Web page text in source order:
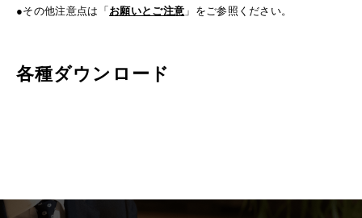
●その他注意点は「お願いとご注意 」をご参照ください。
各種ダウンロード